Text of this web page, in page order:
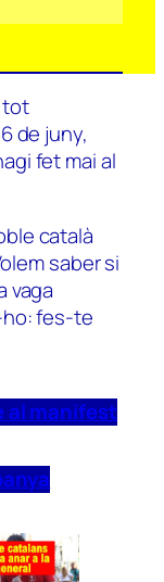
tot
de juny,
fet mai al
català
saber si
vaga
ho: fes-te
al manifest